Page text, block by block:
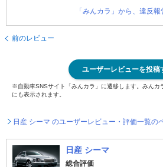
「みんカラ」から、違反報
前のレビュー
ユーザーレビューを投稿
※自動車SNSサイト「みんカラ」に遷移します。みんカ
にも表示されます。
日産 シーマ のユーザーレビュー・評価一覧の
日産 シーマ
総合評価